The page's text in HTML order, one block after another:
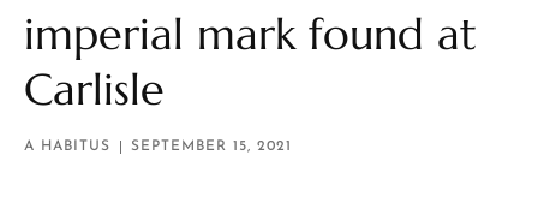
imperial mark found at
Carlisle
A HABITUS SEPTEMBER 15, 2021